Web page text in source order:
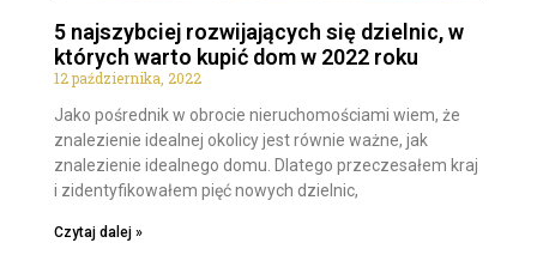
5 najszybciej rozwijających się dzielnic, w
których warto kupić dom w 2022 roku
12 października, 2022
Jako pośrednik w obrocie nieruchomościami wiem, że
znalezienie idealnej okolicy jest równie ważne, jak
znalezienie idealnego domu. Dlatego przeczesałem kraj
i zidentyfikowałem pięć nowych dzielnic,
Czytaj dalej »